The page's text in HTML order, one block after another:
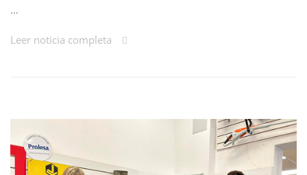
…
Leer noticia completa